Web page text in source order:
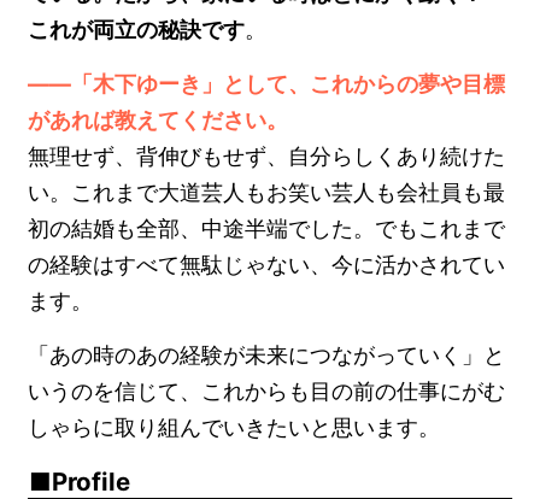
これが両立の秘訣です。
――「木下ゆーき」として、これからの夢や目標
があれば教えてください。
無理せず、背伸びもせず、自分らしくあり続けた
い。これまで大道芸人もお笑い芸人も会社員も最
初の結婚も全部、中途半端でした。でもこれまで
の経験はすべて無駄じゃない、今に活かされてい
ます。
「あの時のあの経験が未来につながっていく」と
いうのを信じて、これからも目の前の仕事にがむ
しゃらに取り組んでいきたいと思います。
Profile